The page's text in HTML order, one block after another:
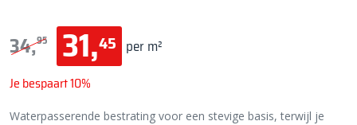
34,95 31,45 per m²
Je bespaart 10%
Waterpasserende bestrating voor een stevige basis, terwijl je